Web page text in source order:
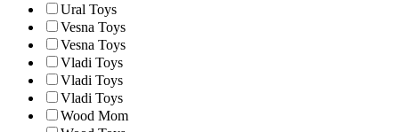
Ural Toys
Vesna Toys
Vesna Toys
Vladi Toys
Vladi Toys
Vladi Toys
Wood Mom